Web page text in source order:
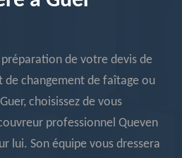
de votre devis de
de changement de faîtage ou
choisissez de vous
professionnel Queven
lui. Son équipe vous dressera